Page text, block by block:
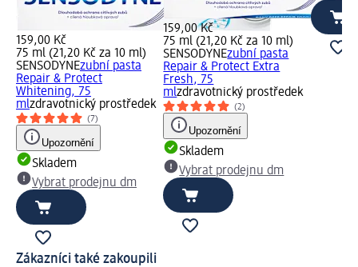
159,00 Kč
75 ml (21,20 Kč za 10 ml)
SENSODYNEzubní pasta
Repair & Protect
Whitening, 75
mlzdravotnický prostředek
(7)
Upozornění
Skladem
Vybrat prodejnu dm
159,00 Kč
75 ml (21,20 Kč za 10 ml)
SENSODYNEzubní pasta
Repair & Protect Extra
Fresh, 75
mlzdravotnický prostředek
(2)
Upozornění
Skladem
Vybrat prodejnu dm
Zákazníci také zakoupili